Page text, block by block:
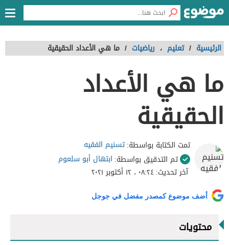
الرئيسية / تعليم ، رياضيات / ما هي الأعداد الحقيقية
ما هي الأعداد
الحقيقية
تمت الكتابة بواسطة:تسنيم الفقيه
تم التدقيق بواسطة: ابتهال أبو سلعوم
آخر تحديث:٠٨:٢٤ ، ١٢ أكتوبر ٢٠٢١
أضف موضوع كمصدر مفضل في جوجل
محتويات